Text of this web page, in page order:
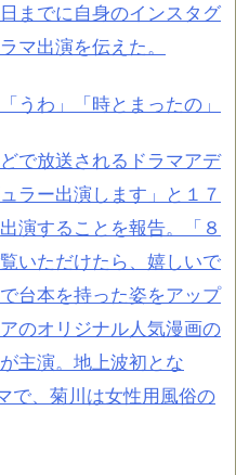
までに自身のインスタグ
マ出演を伝えた。
うわ」「時とまったの」
で放送されるドラマアデ
ラー出演します」と１７
演することを報告。「８
いただけたら、嬉しいで
台本を持った姿をアップ
のオリジナル人気漫画の
主演。地上波初とな
で、菊川は女性用風俗の